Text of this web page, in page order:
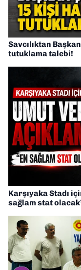
Savcılıktan
tutuklama talebi!
Karşıyaka Stadı
sağlam stat